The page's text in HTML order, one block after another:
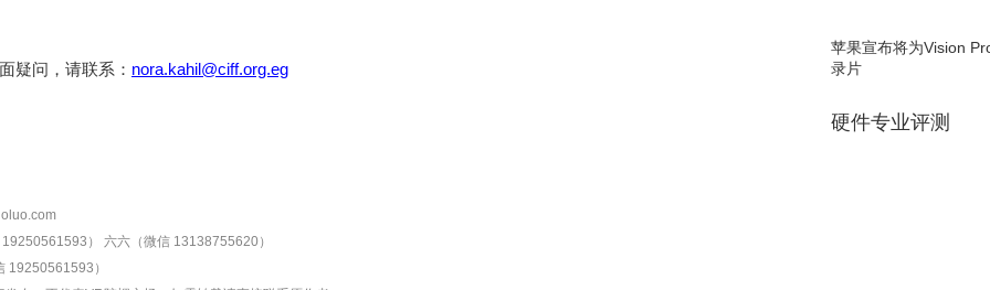
疑问，请联系： nora.kahil@ciff.org.eg
）
六六（微信 13138755620）
19250561593）
苹果宣布将为Vision
录片
硬件专业评测